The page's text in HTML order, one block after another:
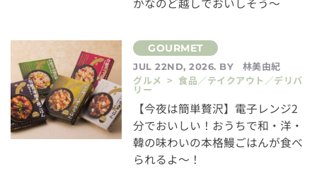
JUL 22ND, 2026. BY
林美由紀
グルメ > 食品／テイクアウト／デリバ
リー
【今夜は簡単贅沢】電子レンジ2
分でおいしい！おうちで和・洋・
韓の味わいの本格鰻ごはんが食べ
られるよ～！